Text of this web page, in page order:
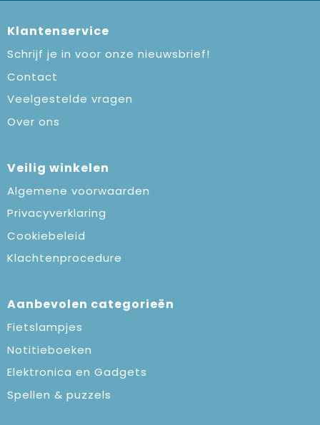
Klantenservice
Schrijf je in voor onze nieuwsbrief!
Contact
Veelgestelde vragen
Over ons
Veilig winkelen
Algemene voorwaarden
Privacyverklaring
Cookiebeleid
Klachtenprocedure
Aanbevolen categorieën
Fietslampjes
Notitieboeken
Elektronica en Gadgets
Spellen & puzzels